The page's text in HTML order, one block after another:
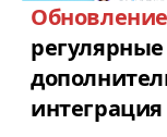
Обновление
интеграция